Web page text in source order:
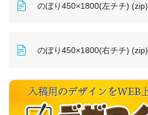
のぼり450×1800(左チチ) (zip)
のぼり450×1800(右チチ) (zip)